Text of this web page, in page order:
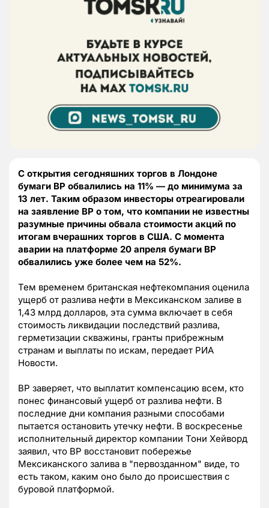
С открытия сегодняшних торгов в Лондоне
бумаги BP обвалились на 11% — до минимума за
13 лет. Таким образом инвесторы отреагировали
на заявление BP о том, что компании не известны
разумные причины обвала стоимости акций по
итогам вчерашних торгов в США. С момента
аварии на платформе 20 апреля бумаги BP
обвалились уже более чем на 52%.
Тем временем британская нефтекомпания оценила
ущерб от разлива нефти в Мексиканском заливе в
1,43 млрд долларов, эта сумма включает в себя
стоимость ликвидации последствий разлива,
герметизации скважины, гранты прибрежным
странам и выплаты по искам, передает РИА
Новости.
BP заверяет, что выплатит компенсацию всем, кто
понес финансовый ущерб от разлива нефти. В
последние дни компания разными способами
пытается остановить утечку нефти. В воскресенье
исполнительный директор компании Тони Хейворд
заявил, что BP восстановит побережье
Мексиканского залива в "первозданном" виде, то
есть таком, каким оно было до происшествия с
буровой платформой.